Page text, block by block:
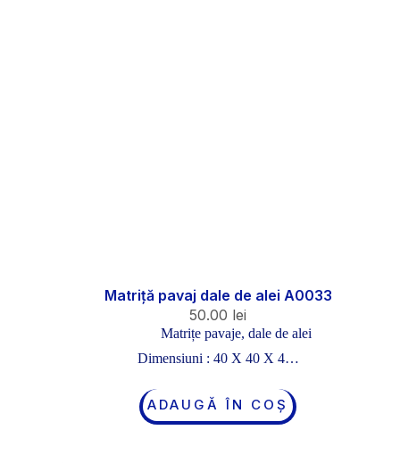
Matriță pavaj dale de alei A0033
50.00 lei
Matrițe pavaje, dale de alei
Dimensiuni : 40 X 40 X 4…
ADAUGĂ ÎN COȘ